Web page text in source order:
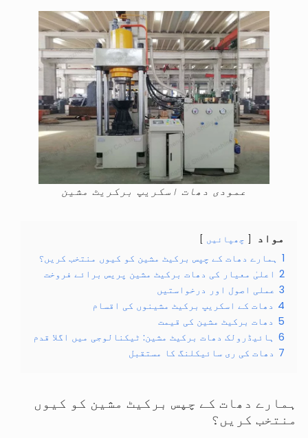
عمودی دھات اسکریپ برکریٹ مشین
مواد چھپائیں
1 ہمارے دھات کے چپس برکیٹ مشین کو کیوں منتخب کریں؟
2 اعلیٰ معیار کی دھات برکیٹ مشین پریس برائے فروخت
3 عملی اصول اور درخواستیں
4 دھات کے اسکریپ برکیٹ مشینوں کی اقسام
5 دھات برکیٹ مشین کی قیمت
6 ہائیڈرولک دھات برکیٹ مشین: ٹیکنالوجی میں اگلا قدم
7 دھات کی ری سائیکلنگ کا مستقبل
ہمارے دھات کے چپس برکیٹ مشین کو کیوں
منتخب کریں؟